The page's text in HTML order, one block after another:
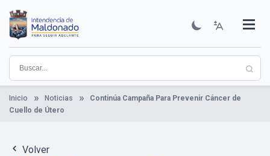
contenido
principal
Institucional
Municipios
Descubre Maldonado
Comunicación
Servicios
Guía De Trámites
Ver Noticias
Inicio Noticias
Continúa Campaña Para Prevenir Cáncer de
Cuello de Útero
Volver